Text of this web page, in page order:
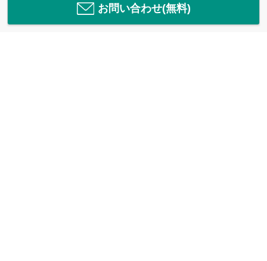
お問い合わせ(無料)